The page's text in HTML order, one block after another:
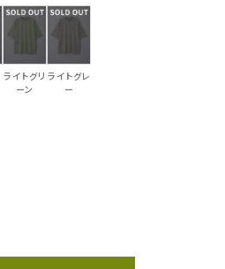
ライトグリ
ーン
ライトグレ
ー